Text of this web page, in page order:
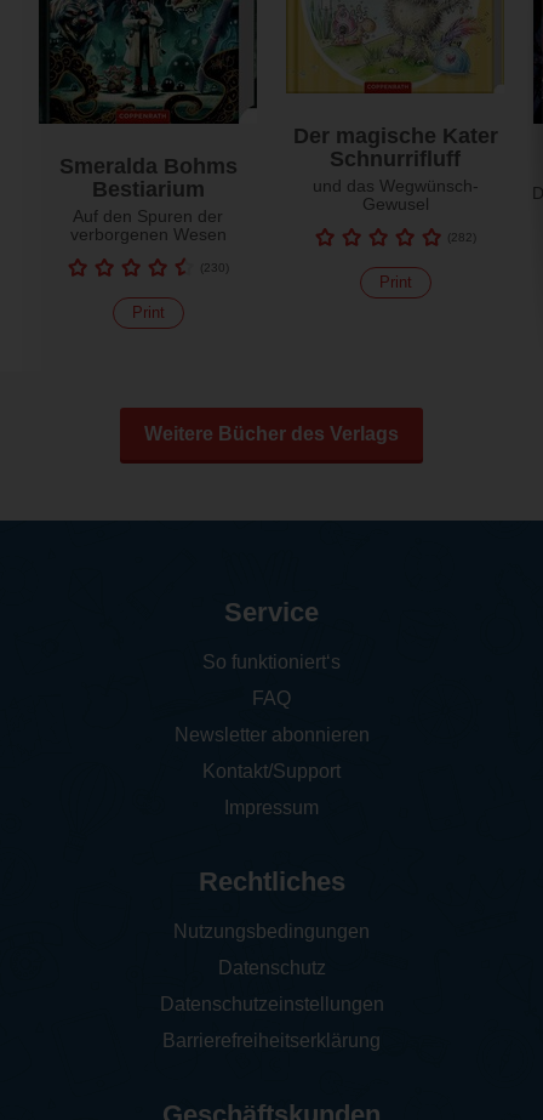
Smeralda Bohms
Bestiarium
Auf den Spuren der
verborgenen Wesen
(230)
Print
Der magische Kater
Schnurrifluff
und das Wegwünsch-
Gewusel
(282)
Print
Weitere Bücher des Verlags
Service
So funktioniert‘s
FAQ
Newsletter abonnieren
Kontakt/Support
Impressum
Rechtliches
Nutzungsbedingungen
Datenschutz
Datenschutzeinstellungen
Barrierefreiheitserklärung